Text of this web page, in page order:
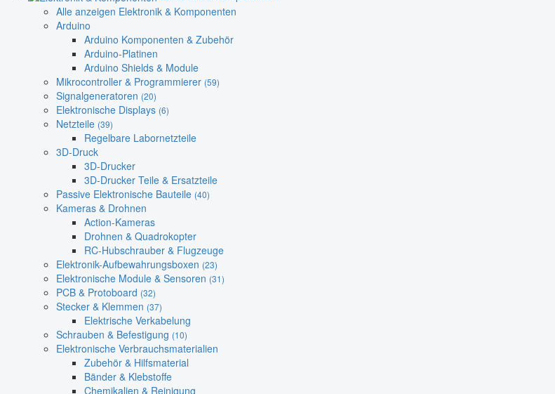
Alle anzeigen Elektronik & Komponenten
Arduino
Arduino Komponenten & Zubehör
Arduino-Platinen
Arduino Shields & Module
Mikrocontroller & Programmierer (59)
Signalgeneratoren (20)
Elektronische Displays (6)
Netzteile (39)
Regelbare Labornetzteile
3D-Druck
3D-Drucker
3D-Drucker Teile & Ersatzteile
Passive Elektronische Bauteile (40)
Kameras & Drohnen
Action-Kameras
Drohnen & Quadrokopter
RC-Hubschrauber & Flugzeuge
Elektronik-Aufbewahrungsboxen (23)
Elektronische Module & Sensoren (31)
PCB & Protoboard (32)
Stecker & Klemmen (37)
Elektrische Verkabelung
Schrauben & Befestigung (10)
Elektronische Verbrauchsmaterialien
Zubehör & Hilfsmaterial
Bänder & Klebstoffe
Chemikalien & Reinigung